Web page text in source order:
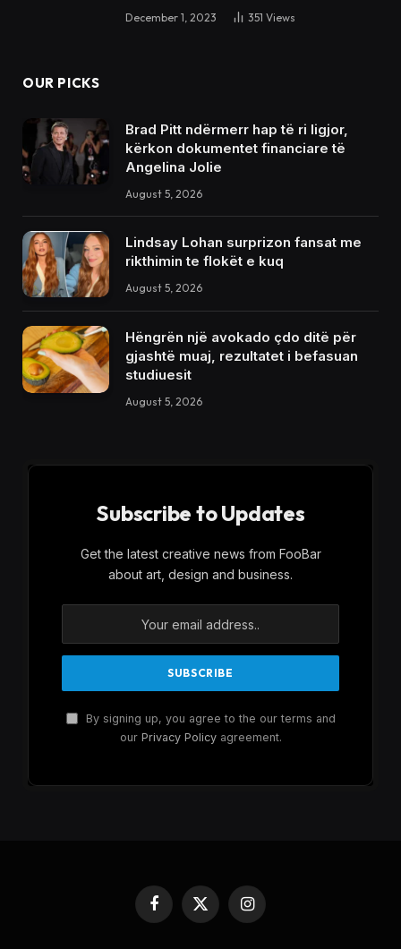
December 1, 2023 351 Views
OUR PICKS
Brad Pitt ndërmerr hap të ri ligjor,
kërkon dokumentet financiare të
Angelina Jolie
August 5, 2026
Lindsay Lohan surprizon fansat me
rikthimin te flokët e kuq
August 5, 2026
Hëngrën një avokado çdo ditë për
gjashtë muaj, rezultatet i befasuan
studiuesit
August 5, 2026
Subscribe to Updates
Get the latest creative news from FooBar
about art, design and business.
By signing up, you agree to the our terms and
our Privacy Policyagreement.
Facebook
X
Instagram